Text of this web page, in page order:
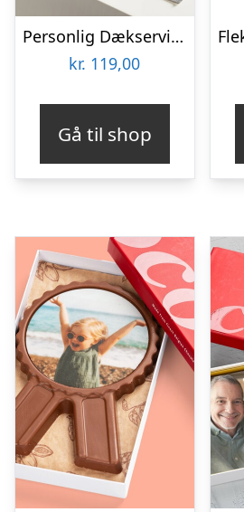
Personlig Dækserviet med Billede
kr. 119,00
Gå til shop